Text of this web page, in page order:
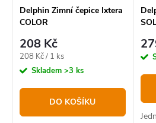
Delphin Zimní čepice Ixtera
COLOR
208 Kč
Měrná
cena:
208 Kč / 1 ks
Skladem >3 ks
DO KOŠÍKU